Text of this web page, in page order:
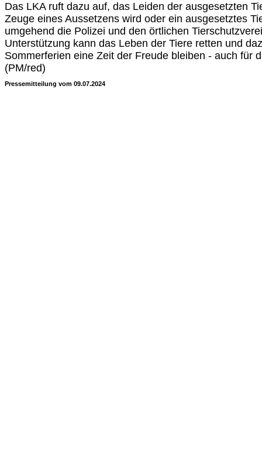
Das LKA ruft dazu auf, das Leiden der ausgesetzten
Zeuge eines Aussetzens wird oder ein ausgesetztes
umgehend die Polizei und den örtlichen
Unterstützung kann das Leben der Tiere retten und
Sommerferien eine Zeit der Freude bleiben - auch für
(PM/red)
Pressemitteilung vom 09.07.2024